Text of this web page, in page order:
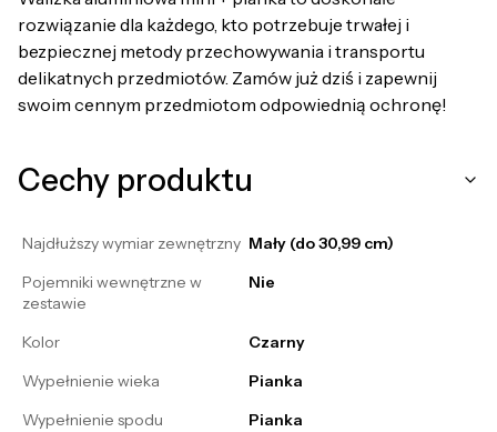
rozwiązanie dla każdego, kto potrzebuje trwałej i
bezpiecznej metody przechowywania i transportu
delikatnych przedmiotów. Zamów już dziś i zapewnij
swoim cennym przedmiotom odpowiednią ochronę!
Cechy produktu
Najdłuższy wymiar zewnętrzny Mały (do 30,99 cm)
Pojemniki wewnętrzne w
zestawie
Nie
Kolor
Czarny
Wypełnienie wieka
Pianka
Wypełnienie spodu
Pianka